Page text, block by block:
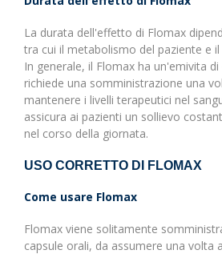
La durata dell'effetto di Flomax
tra cui il metabolismo del paziente e
In generale, il Flomax ha un'emivita
richiede una somministrazione una
mantenere i livelli terapeutici nel
assicura ai pazienti un sollievo
nel corso della giornata.
USO CORRETTO DI FLOMAX
Come usare Flomax
Flomax viene solitamente
capsule orali, da assumere una volta